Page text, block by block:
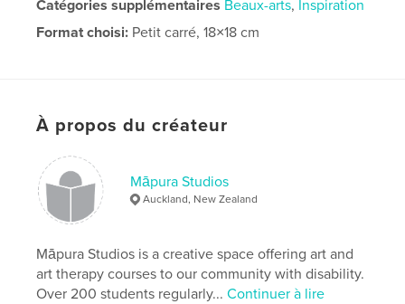
Catégories supplémentaires Beaux-arts, Inspiration
Format choisi: Petit carré, 18×18 cm
À propos du créateur
Māpura Studios
Auckland, New Zealand
Māpura Studios is a creative space offering art and
art therapy courses to our community with disability.
Over 200 students regularly...Continuer à lire